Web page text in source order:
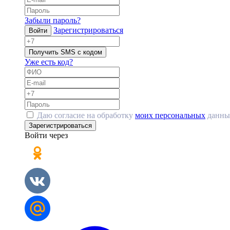
Забыли пароль?
Войти Зарегистрироваться
Получить SMS с кодом
Уже есть код?
Даю согласие на обработку моих персональных
Зарегистрироваться
Войти через